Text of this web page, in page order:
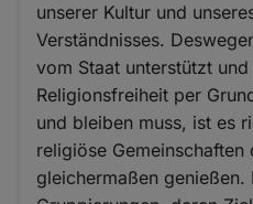
unserer Kultur und
Verständnisses.
vom Staat unterstützt
Religionsfreiheit per
und bleiben muss, ist es
religiöse Gemeinschaften
gleichermaßen